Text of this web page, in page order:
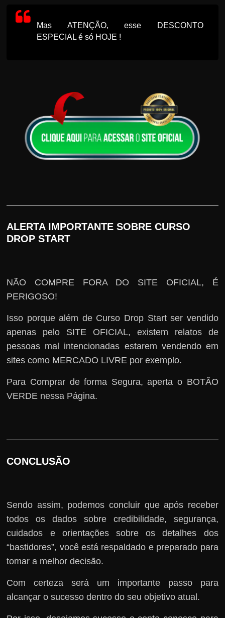
Mas ATENÇÃO, esse DESCONTO
ESPECIAL é só HOJE !
ALERTA IMPORTANTE SOBRE CURSO
DROP START
NÃO COMPRE FORA DO SITE OFICIAL, É
PERIGOSO!
Isso porque além de Curso Drop Start ser vendido
apenas pelo SITE OFICIAL, existem relatos de
pessoas mal intencionadas estarem vendendo em
sites como MERCADO LIVRE por exemplo.
Para Comprar de forma Segura, aperta o BOTÃO
VERDE nessa Página.
CONCLUSÃO
Sendo assim, podemos concluir que após receber
todos os dados sobre credibilidade, segurança,
cuidados e orientações sobre os detalhes dos
“bastidores”, você está respaldado e preparado para
tomar a melhor decisão.
Com certeza será um importante passo para
alcançar o sucesso dentro do seu objetivo atual.